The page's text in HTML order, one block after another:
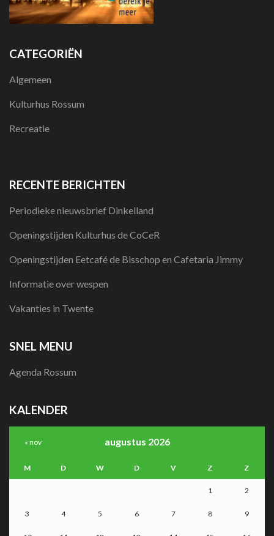
CATEGORIËN
Algemeen
Kulturhus Rossum
Recreatie
RECENTE BERICHTEN
Periodieke nieuwsbrief Dinkelland
Openingstijden Kulturhus de CoCeR
Openingstijden Eetcafé de Bisschop en Cafetaria Jimmy
Informatie over wespen
Vakanties in Twente
SNEL MENU
Agenda Rossum
KALENDER
augustus 2026
M D W D V Z Z
1 2
3 4 5 6 7 8 9
« nov